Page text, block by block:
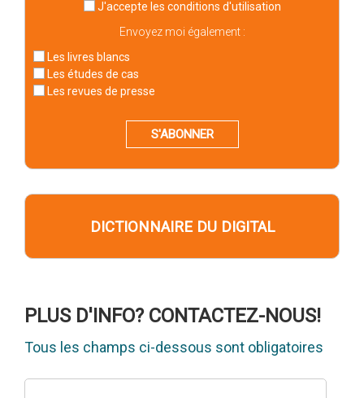
J'accepte les conditions d'utilisation
Envoyez moi également :
Les livres blancs
Les études de cas
Les revues de presse
S'ABONNER
DICTIONNAIRE DU DIGITAL
PLUS D'INFO? CONTACTEZ-NOUS!
Tous les champs ci-dessous sont obligatoires